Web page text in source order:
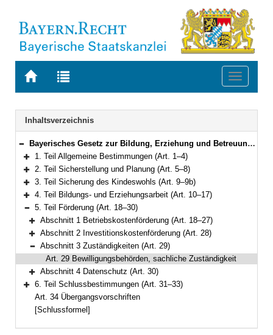
Zur
BAYERN.RECHT
Zur
letzten
Suche
Toggle
Navigation
Inhaltsverzeichnis
Bereich reduzieren
Bayerisches Gesetz zur Bildung, Erziehung und Betreuung von Kindern in Kindergärten, anderen Kindertageseinrichtungen und in Tagespflege (Bayerisches Kinderbildungs- und -betreuungsgesetz – BayKiBiG) Vom 8. Juli 2005 (GVBl. S. 236) BayRS 2231-1-A (Art. 1–34)
Bereich erweitern
1. Teil Allgemeine Bestimmungen (Art. 1–4)
Bereich erweitern
2. Teil Sicherstellung und Planung (Art. 5–8)
Bereich erweitern
3. Teil Sicherung des Kindeswohls (Art. 9–9b)
Bereich erweitern
4. Teil Bildungs- und Erziehungsarbeit (Art. 10–17)
Bereich reduzieren
5. Teil Förderung (Art. 18–30)
Bereich erweitern
Abschnitt 1 Betriebskostenförderung (Art. 18–27)
Bereich erweitern
Abschnitt 2 Investitionskostenförderung (Art. 28)
Bereich reduzieren
Abschnitt 3 Zuständigkeiten (Art. 29)
Art. 29 Bewilligungsbehörden, sachliche Zuständigkeit
Bereich erweitern
Abschnitt 4 Datenschutz (Art. 30)
Bereich erweitern
6. Teil Schlussbestimmungen (Art. 31–33)
Art. 34 Übergangsvorschriften
[Schlussformel]